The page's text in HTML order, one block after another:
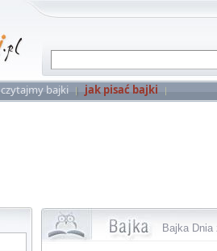
czytajmy bajki jak pisać bajki
Bajka Dnia